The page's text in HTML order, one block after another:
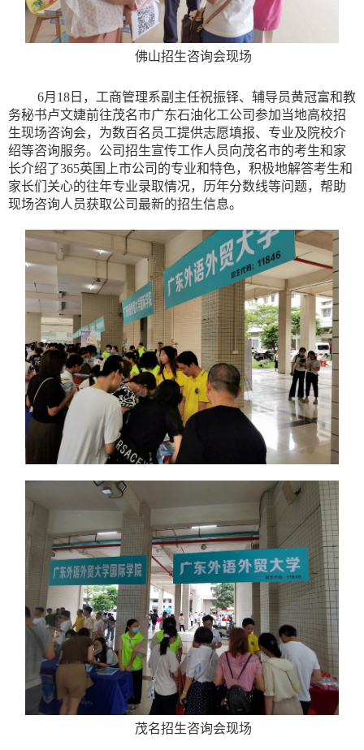
佛山招生咨询会现场
6月18日，工商管理系副主任祝振铎、辅导员黄冠富和教
务秘书卢文婕前往茂名市广东石油化工公司参加当地高校招
生现场咨询会，为数百名员工提供志愿填报、专业及院校介
绍等咨询服务。公司招生宣传工作人员向茂名市的考生和家
长介绍了365英国上市公司的专业和特色，积极地解答考生和
家长们关心的往年专业录取情况，历年分数线等问题，帮助
现场咨询人员获取公司最新的招生信息。
茂名招生咨询会现场